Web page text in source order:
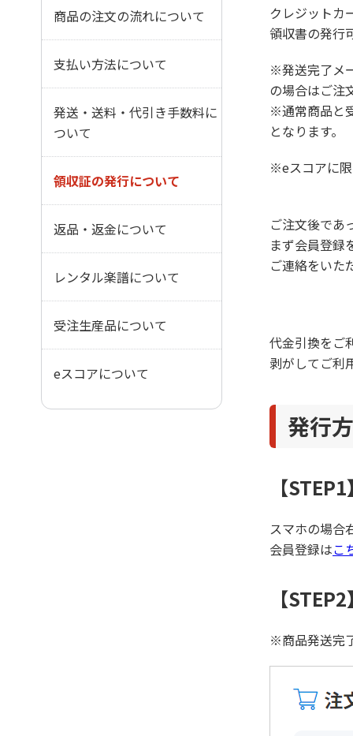
クレジットカ
領収書の発行
※発送完了メ
の場合はご注
※通常商品と
となります。
※eスコアに
ご注文後であ
まず会員登録
ご連絡をいた
代金引換をご
剥がしてご
発行
【
スマホの場合
会員登録はこ
【
※商品発送完
商品の注文の流れについて
支払い方法について
発送・送料・代引き手数料に
ついて
領収証の発行について
返品・返金について
レンタル楽譜について
受注生産品について
eスコアについて